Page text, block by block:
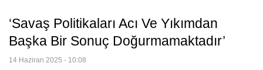
‘Savaş Politikaları Acı Ve Yıkımdan
Başka Bir Sonuç Doğurmamaktadır’
14 Haziran 2025 - 10:08